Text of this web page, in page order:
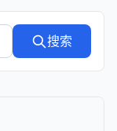
搜索